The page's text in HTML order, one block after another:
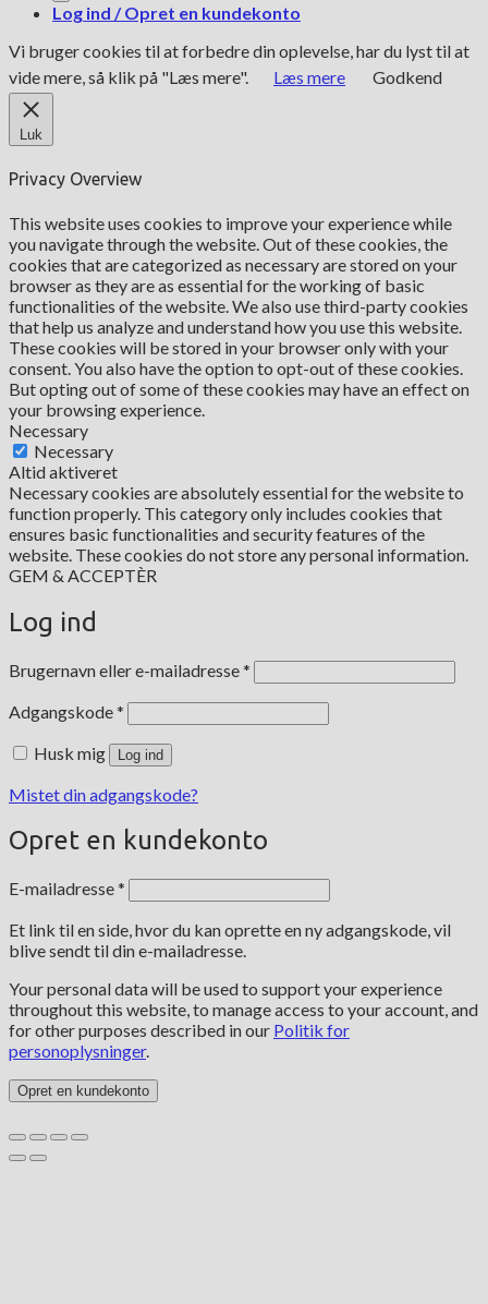
Log ind / Opret en kundekonto
Vi bruger cookies til at forbedre din oplevelse, har du lyst til at
vide mere, så klik på "Læs mere".
Læs mere Godkend
Luk
Privacy Overview
This website uses cookies to improve your experience while
you navigate through the website. Out of these cookies, the
cookies that are categorized as necessary are stored on your
browser as they are as essential for the working of basic
functionalities of the website. We also use third-party cookies
that help us analyze and understand how you use this website.
These cookies will be stored in your browser only with your
consent. You also have the option to opt-out of these cookies.
But opting out of some of these cookies may have an effect on
your browsing experience.
Necessary
Necessary
Altid aktiveret
Necessary cookies are absolutely essential for the website to
function properly. This category only includes cookies that
ensures basic functionalities and security features of the
website. These cookies do not store any personal information.
GEM & ACCEPTÈR
Log ind
Brugernavn eller e-mailadresse* Påkrævet
Adgangskode* Påkrævet
Husk mig Log ind
Mistet din adgangskode?
Opret en kundekonto
E-mailadresse*
Et link til en side, hvor du kan oprette en ny adgangskode, vil
blive sendt til din e-mailadresse.
Your personal data will be used to support your experience
throughout this website, to manage access to your account, and
for other purposes described in our Politik for
personoplysninger.
Opret en kundekonto